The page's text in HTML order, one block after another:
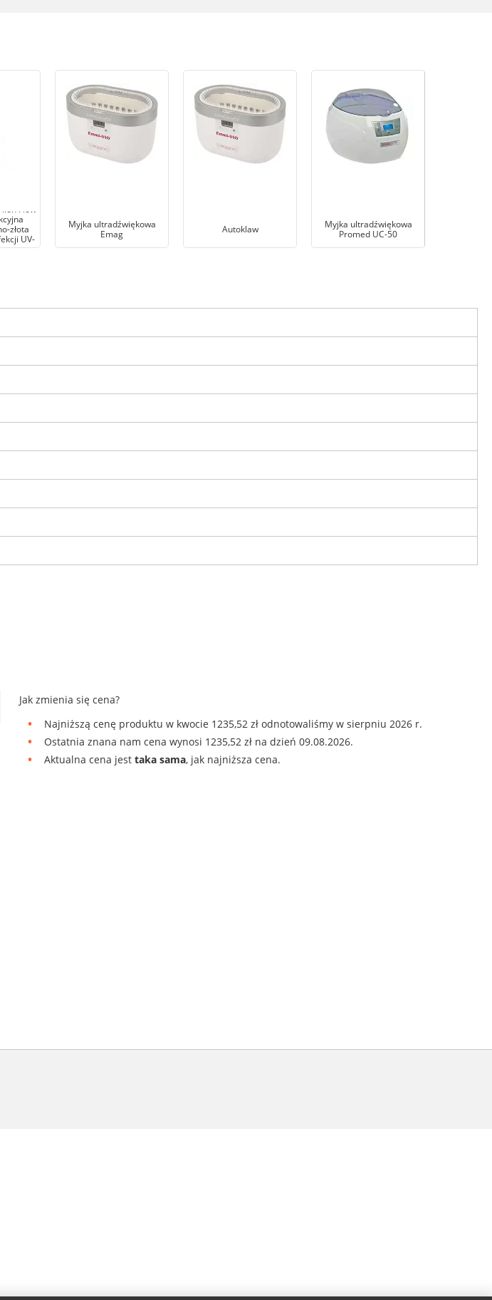
Flow
złota
UV-
Myjka ultradźwiękowa
Emag
Autoklaw
Myjka ultradźwiękowa
Promed UC-50
Jak zmienia się cena?
Najniższą cenę produktu w kwocie 1235,52 zł odnotowaliśmy w sierpniu 2026 r.
Ostatnia znana nam cena wynosi 1235,52 zł na dzień 09.08.2026.
Aktualna cena jesttaka sama, jak najniższa cena.